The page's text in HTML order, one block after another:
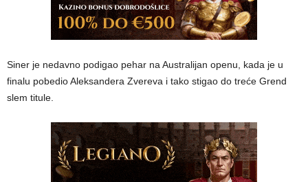
Siner je nedavno podigao pehar na Australijan openu, kada je u
finalu pobedio Aleksandera Zvereva i tako stigao do treće Grend
slem titule.